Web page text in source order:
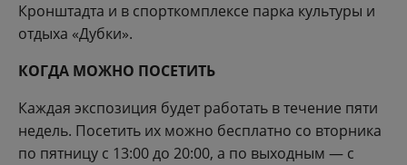
Кронштадта и в спорткомплексе парка культуры и
отдыха «Дубки».
КОГДА МОЖНО ПОСЕТИТЬ
Каждая экспозиция будет работать в течение пяти
недель. Посетить их можно бесплатно со вторника
по пятницу с 13:00 до 20:00, а по выходным — с